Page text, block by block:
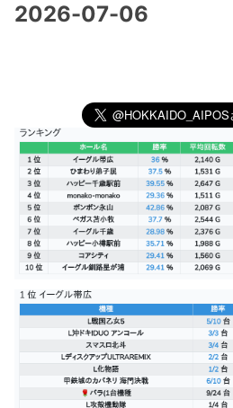
2026-07-06